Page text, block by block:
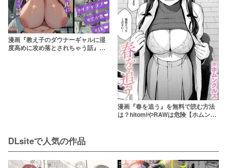
漫画『教え子のダウナーギャルに湿
度高めに攻め落とされちゃう話』を
漫画『春を追う』を無料で読む方法
は？hitomiやRAWは危険【ホムンク
DLsiteで人気の作品